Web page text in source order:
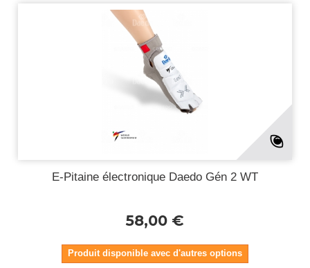
E-Pitaine électronique Daedo Gén 2 WT
58,00 €
Produit disponible avec d'autres options